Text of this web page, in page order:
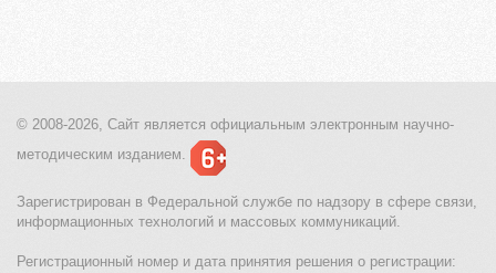
© 2008-2026, Сайт является официальным электронным научно-
методическим изданием.
Зарегистрирован в Федеральной службе по надзору в сфере связи,
информационных технологий и массовых коммуникаций.
Регистрационный номер и дата принятия решения о регистрации: